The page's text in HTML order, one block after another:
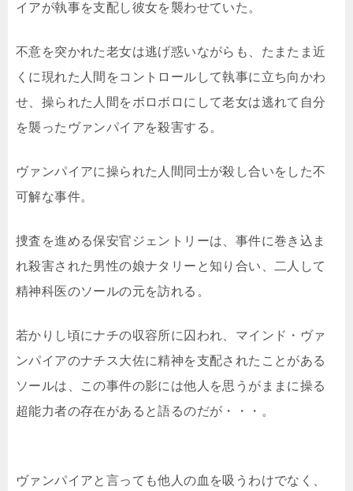
イアが執事を支配し彼女を襲わせていた。
不意を突かれた老女は逃げ惑いながらも、たまたま近
くに現れた人間をコントロールして執事に立ち向かわ
せ、操られた人間をボロボロにして老女は逃れて自分
を襲ったヴァンパイアを殺害する。
ヴァンパイアに操られた人間同士が殺し合いをした不
可解な事件。
捜査を進める保安官ジェントリーは、事件に巻き込ま
れ殺害された男性の娘ナタリーと知り合い、二人して
精神科医のソールの元を訪れる。
若かりし頃にナチの収容所に囚われ、マインド・ヴァ
ンパイアのナチス大佐に精神を支配されたことがある
ソールは、この事件の影には他人を思うがままに操る
超能力者の存在があると語るのだが・・・。
ヴァンパイアと言っても他人の血を吸うわけでなく、